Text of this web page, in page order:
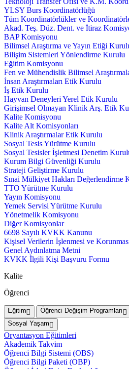
YLSY Burs Koordinatörlüğü
Tüm Koordinatörlükler ve
Akad. Teş. Düz. Dent. ve İtiraz
BAP Komisyonu
Bilimsel Araştırma ve Yayın Etiği
Bilişim Sistemleri Yönlendirme Kurulu
Eğitim Komisyonu
Fen ve Mühendislik Bilimsel
İnsan Araştırmaları Etik Kurulu
İş Etik Kurulu
Hayvan Deneyleri Yerel Etik Kurulu
Girişimsel Olmayan Klinik Arş. Etik
Kalite Komisyonu
Kalite Alt Komisyonları
Klinik Araştırmalar Etik Kurulu
Sosyal Tesis Yürütme Kurulu
Sosyal Tesisler İşletmesi Denetim
Kurum Bilgi Güvenliği Kurulu
Strateji Geliştirme Kurulu
Sınai Mülkiyet Hakları Değerlendirme
TTO Yürütme Kurulu
Yayın Komisyonu
Yemek Servisi Yürütme Kurulu
Yönetmelik Komisyonu
Diğer Komisyonlar
6698 Sayılı KVKK Kanunu
Kişisel Verilerin İşlenmesi ve
Genel Aydınlatma Metni
KVKK İlgili Kişi Başvuru Formu
Kalite
Öğrenci
Eğitim Öğrenci Değişim Programları
Sosyal Yaşam
Oryantasyon Eğitimleri
Akademik Takvim
Öğrenci Bilgi Sistemi (OBS)
Öğrenci Bilgi Paketi (OBP)